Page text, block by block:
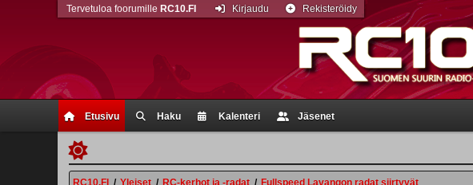
Etusivu Haku Kalenteri Jäsenet
Tervetuloa foorumille RC10.FI Kirjaudu Rekisteröidy
RC10.FI / Yleiset / RC-kerhot ja -radat / Fullspeed Lavangon radat siirtyvät